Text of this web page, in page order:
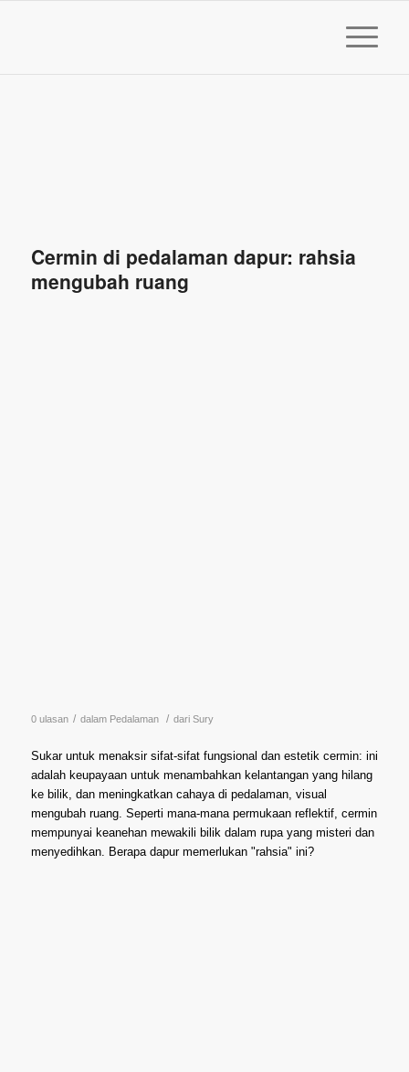
Cermin di pedalaman dapur: rahsia
mengubah ruang
0 ulasan / dalam Pedalaman / dari Sury
Sukar untuk menaksir sifat-sifat fungsional dan estetik cermin: ini
adalah keupayaan untuk menambahkan kelantangan yang hilang
ke bilik, dan meningkatkan cahaya di pedalaman, visual
mengubah ruang. Seperti mana-mana permukaan reflektif, cermin
mempunyai keanehan mewakili bilik dalam rupa yang misteri dan
menyedihkan. Berapa dapur memerlukan "rahsia" ini?